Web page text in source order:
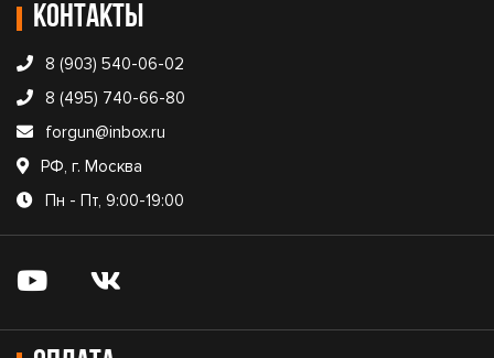
Контакты
8 (903) 540-06-02
8 (495) 740-66-80
forgun@inbox.ru
РФ, г. Москва
Пн - Пт, 9:00-19:00